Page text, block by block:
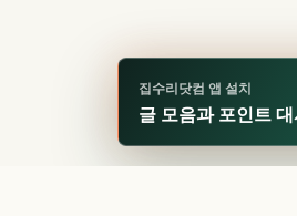
집수리닷컴 앱 설치
글 모음과 포인트